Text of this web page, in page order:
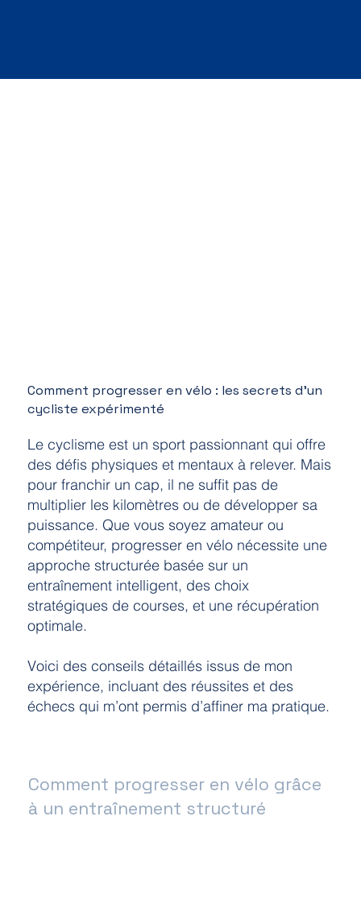
Comment progresser en vélo : les secrets d’un
cycliste expérimenté
Le cyclisme est un sport passionnant qui offre
des défis physiques et mentaux à relever. Mais
pour franchir un cap, il ne suffit pas de
multiplier les kilomètres ou de développer sa
puissance. Que vous soyez amateur ou
compétiteur, progresser en vélo nécessite une
approche structurée basée sur un
entraînement intelligent, des choix
stratégiques de courses, et une récupération
optimale.
Voici des conseils détaillés issus de mon
expérience, incluant des réussites et des
échecs qui m’ont permis d’affiner ma pratique.
Comment progresser en vélo grâce
à un entraînement structuré